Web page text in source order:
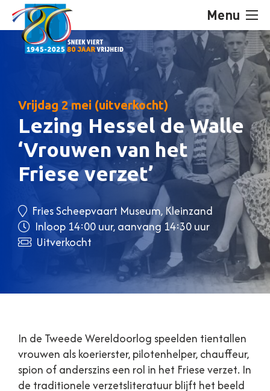
Menu
Vrijdag 2 mei (uitverkocht)
Lezing Hessel de Walle
‘Vrouwen van het
Friese verzet’
Fries Scheepvaart Museum, Kleinzand
Inloop 14:00 uur, aanvang 14:30 uur
Uitverkocht
In de Tweede Wereldoorlog speelden tientallen
vrouwen als koerierster, pilotenhelper, chauffeur,
spion of anderszins een rol in het Friese verzet. In
de traditionele verzetsliteratuur blijft het beeld